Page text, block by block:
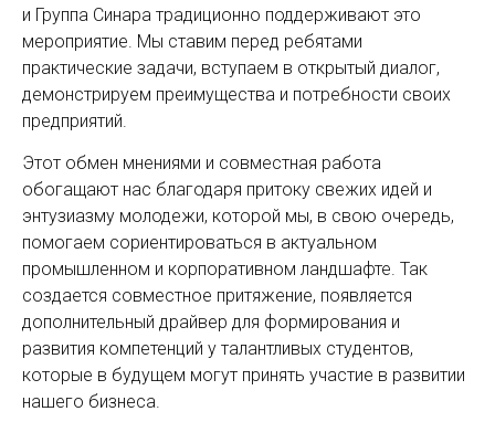
и Группа Синара традиционно поддерживают это
мероприятие. Мы ставим перед ребятами
практические задачи, вступаем в открытый диалог,
демонстрируем преимущества и потребности своих
предприятий.
Этот обмен мнениями и совместная работа
обогащают нас благодаря притоку свежих идей и
энтузиазму молодежи, которой мы, в свою очередь,
помогаем сориентироваться в актуальном
промышленном и корпоративном ландшафте. Так
создается совместное притяжение, появляется
дополнительный драйвер для формирования и
развития компетенций у талантливых студентов,
которые в будущем могут принять участие в развитии
нашего бизнеса.